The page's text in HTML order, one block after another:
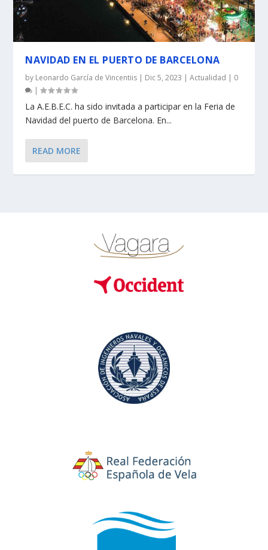
NAVIDAD EN EL PUERTO DE BARCELONA
by Leonardo García de Vincentiis | Dic 5, 2023 |Actualidad | 0
|
La A.E.B.E.C. ha sido invitada a participar en la Feria de
Navidad del puerto de Barcelona. En...
READ MORE